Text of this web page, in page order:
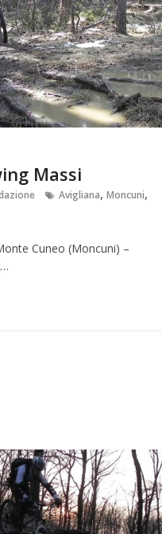
Massi
Avigliana, Moncuni,
Cuneo (Moncuni) –